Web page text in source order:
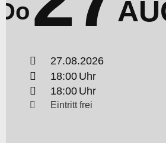
27.08.2026
18:00
18:00
Eintritt frei